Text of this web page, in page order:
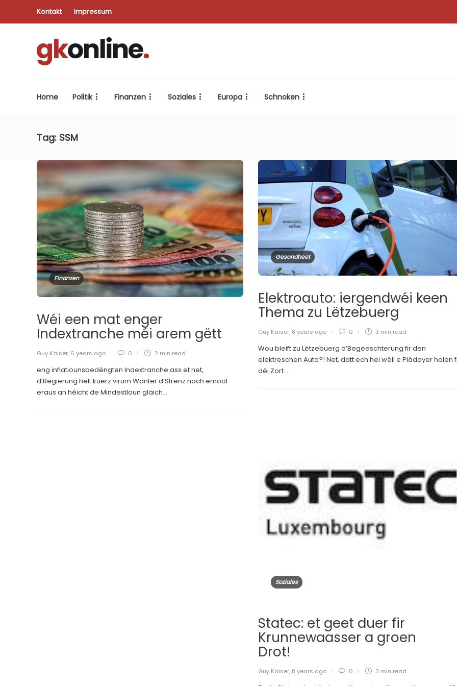
Kontakt Impressum
Home Politik Finanzen Soziales Europa Schnoken
Tag: SSM
Finanzen
Wéi een mat enger
Indextranche méi arem gëtt
Guy Kaiser, 6 years ago 0 2 min read
eng inflatiounsbedéngten Indextranche ass et net,
d’Regierung hëlt kuerz virum Wanter d’Strenz nach emool
eraus an héicht de Mindestloun gläich...
Gesondheet
Elektroauto: iergendwéi keen
Thema zu Lëtzebuerg
Guy Kaiser, 8 years ago 0 3 min read
Wou bleift zu Lëtzebuerg d’Begeeschterung fir den
elektreschen Auto?! Net, datt ech hei wëll e Plädoyer halen
déi Zort...
Soziales
Statec: et geet duer fir
Krunnewaasser a groen
Drot!
Guy Kaiser, 8 years ago 0 3 min read